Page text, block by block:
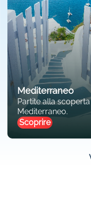
Mediterraneo
Partite alla
Mediterraneo.
Scoprire